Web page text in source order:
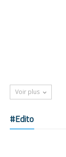
Voir plus
#Edito